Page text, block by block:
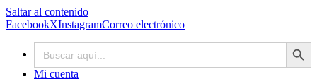
Saltar al contenido
FacebookXInstagramCorreo electrónico
Buscar:
Botón de
Mi cuenta